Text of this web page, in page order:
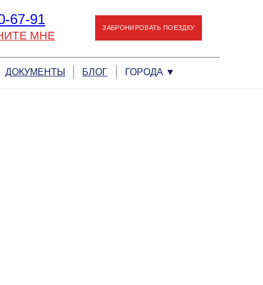
ЗАБРОНИРОВАТЬ ПОЕЗДКУ
67-91
МНЕ
ДОКУМЕНТЫ БЛОГ ГОРОДА ▼